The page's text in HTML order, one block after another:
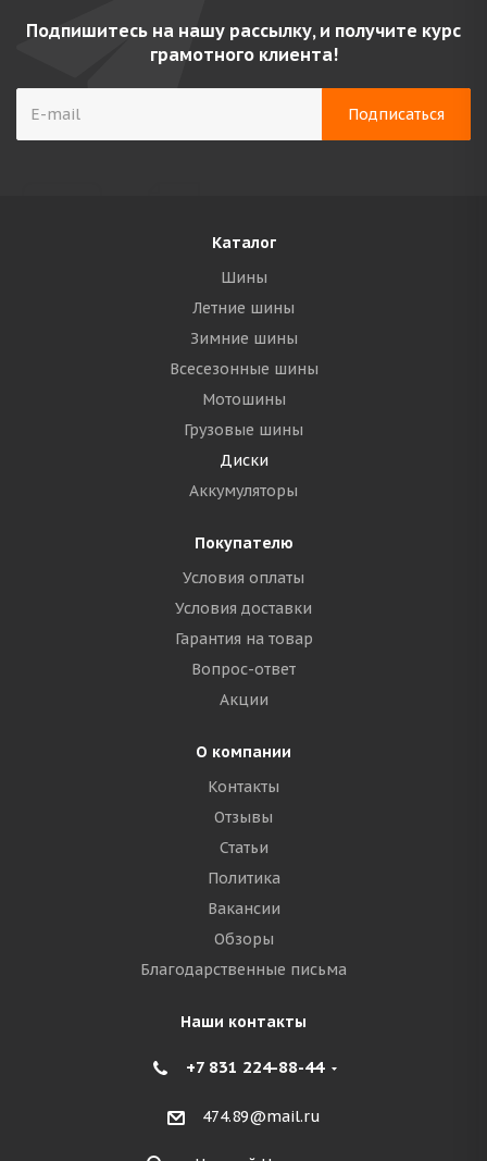
Подпишитесь на нашу рассылку, и получите курс
грамотного клиента!
Каталог
Шины
Летние шины
Зимние шины
Всесезонные шины
Мотошины
Грузовые шины
Диски
Аккумуляторы
Покупателю
Условия оплаты
Условия доставки
Гарантия на товар
Вопрос-ответ
Акции
О компании
Контакты
Отзывы
Статьи
Политика
Вакансии
Обзоры
Благодарственные письма
Наши контакты
+7 831 224-88-44
474.89@mail.ru